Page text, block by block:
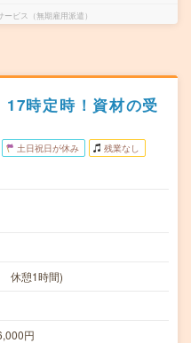
ビス（無期雇用派遣）
時定時！資材の受
土日祝日が休み 残業なし
休憩1時間)
円